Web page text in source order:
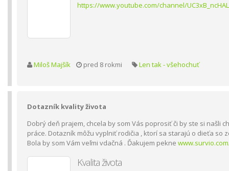
https://www.youtube.com/channel/
Miloš Majšík pred 8 rokmi Len tak - všehochuť
Dotazník kvality života
Dobrý deň prajem, chcela by som Vás poprosiť či by ste si našli
práce. Dotazník môžu vyplniť rodičia , ktorí sa starajú o dieťa
Bola by som Vám veľmi vdačná . Ďakujem pekne
Kvalita života